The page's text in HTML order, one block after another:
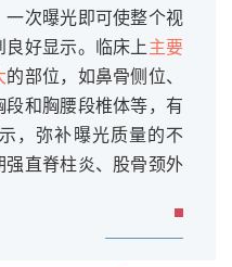
次曝光即可使整个视
好显示。临床上主要
的部位，如鼻骨侧位、
和胸腰段椎体等，有
，弥补曝光质量的不
直脊柱炎、股骨颈外